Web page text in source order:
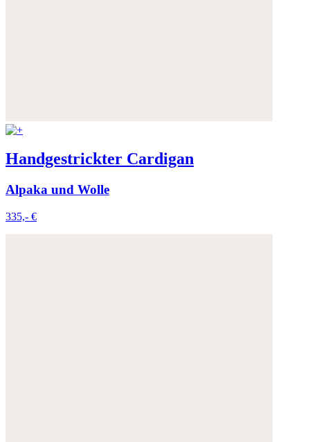
Handgestrickter Cardigan
Alpaka und Wolle
335,- €